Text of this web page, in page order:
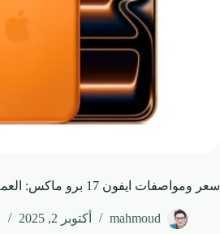
سعر ومواصفات ايفون 17 برو ماكس: العملاق الذي لا يُقهر
mahmoud أكتوبر 2, 2025